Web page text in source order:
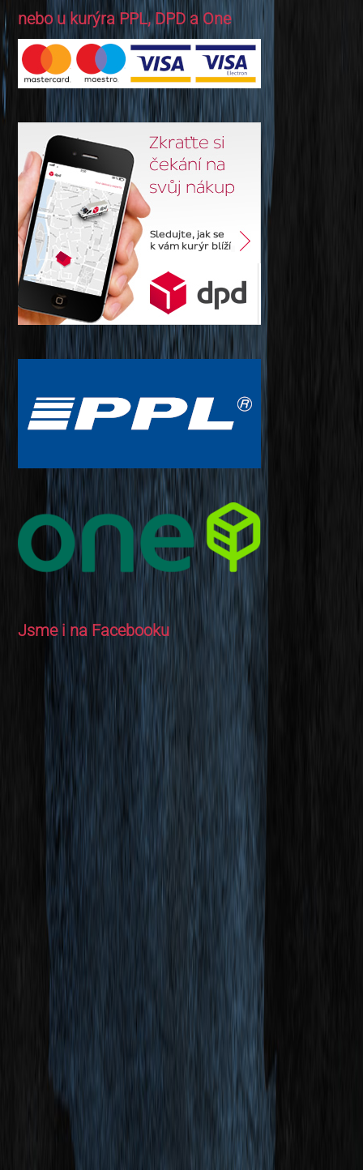
nebo u kurýra PPL, DPD a One
Jsme i na Facebooku